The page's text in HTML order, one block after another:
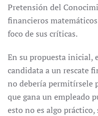
Pretensión del
financieros
foco de sus críticas.
En su propuesta inicial,
candidata a un rescate
no debería permitírsele
que gana un empleado
esto no es algo